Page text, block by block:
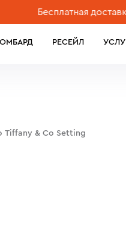
Бесплатная доставка
РЕСЕЙЛ
Tiffany & Co Setting